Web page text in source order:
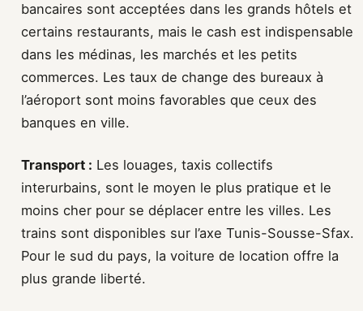
bancaires sont acceptées dans les grands hôtels et
certains restaurants, mais le cash est indispensable
dans les médinas, les marchés et les petits
commerces. Les taux de change des bureaux à
l’aéroport sont moins favorables que ceux des
banques en ville.
Transport : Les louages, taxis collectifs
interurbains, sont le moyen le plus pratique et le
moins cher pour se déplacer entre les villes. Les
trains sont disponibles sur l’axe Tunis-Sousse-Sfax.
Pour le sud du pays, la voiture de location offre la
plus grande liberté.